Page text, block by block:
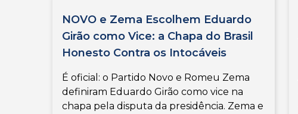
NOVO e Zema Escolhem Eduardo
Girão como Vice: a Chapa do Brasil
Honesto Contra os Intocáveis
É oficial: o Partido Novo e Romeu Zema
definiram Eduardo Girão como vice na
chapa pela disputa da presidência. Zema e